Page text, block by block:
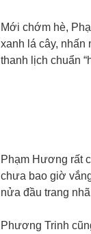
Mới chớm hè,
xanh lá cây, nhấn
thanh lịch chuẩn
Phạm Hương rất
chưa bao giờ
nửa đầu trang
Phương Trinh